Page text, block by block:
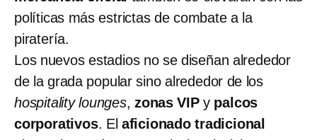
políticas más estrictas de combate a la
piratería.
Los nuevos estadios no se diseñan alrededor
de la grada popular sino alrededor de los
hospitality lounges,zonas VIPy palcos
corporativos. El aficionado tradicional